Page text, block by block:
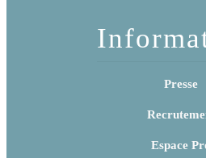
Presse
Espace